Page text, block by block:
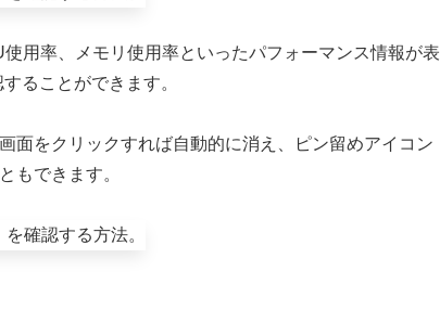
用率、メモリ使用率といったパフォーマンス情報が表
ることができます。
面をクリックすれば自動的に消え、ピン留めアイコン
もできます。